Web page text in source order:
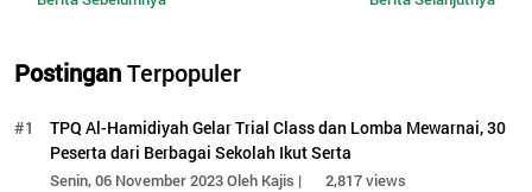
PostinganTerpopuler
#1
TPQ Al-Hamidiyah Gelar Trial Class dan Lomba Mewarnai, 30
Peserta dari Berbagai Sekolah Ikut Serta
Senin, 06 November 2023 Oleh Kajis | 2,817 views